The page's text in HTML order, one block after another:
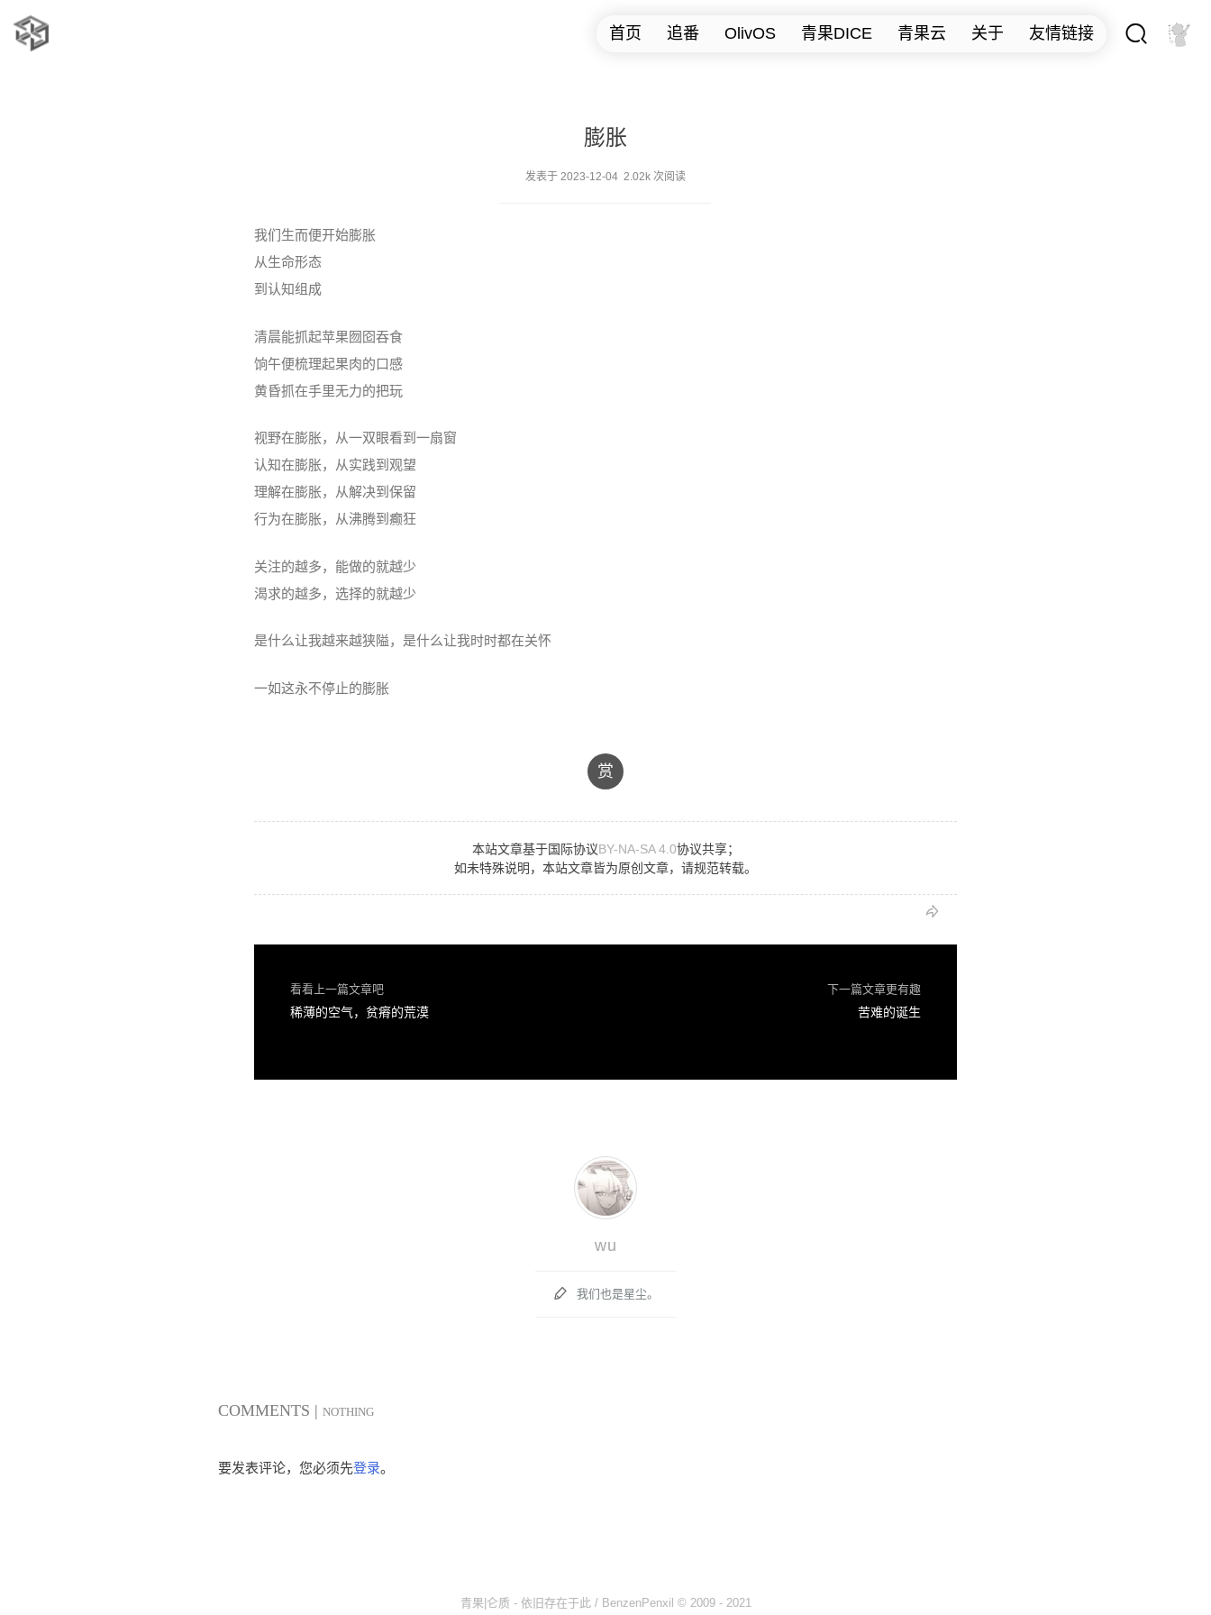

首页 追番 OlivOS 青果DICE 青果云 关于 友情链接
膨胀
发表于 2023-12-04 2.02k 次阅读
我们生而便开始膨胀
从生命形态
到认知组成
清晨能抓起苹果囫囵吞食
饷午便梳理起果肉的口感
黄昏抓在手里无力的把玩
视野在膨胀，从一双眼看到一扇窗
认知在膨胀，从实践到观望
理解在膨胀，从解决到保留
行为在膨胀，从沸腾到癫狂
关注的越多，能做的就越少
渴求的越多，选择的就越少
是什么让我越来越狭隘，是什么让我时时都在关怀
一如这永不停止的膨胀
赏
本站文章基于国际协议BY-NA-SA 4.0协议共享；
如未特殊说明，本站文章皆为原创文章，请规范转载。

看看上一篇文章吧
稀薄的空气，贫瘠的荒漠
下一篇文章更有趣
苦难的诞生
wu
 我们也是星尘。
COMMENTS | NOTHING
要发表评论，您必须先登录。
青果|仑质 - 依旧存在于此 / BenzenPenxil © 2009 - 2021